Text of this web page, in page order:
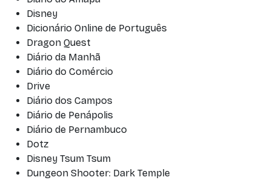
Disney
Dicionário Online de Português
Dragon Quest
Diário da Manhã
Diário do Comércio
Drive
Diário dos Campos
Diário de Penápolis
Diário de Pernambuco
Dotz
Disney Tsum Tsum
Dungeon Shooter: Dark Temple